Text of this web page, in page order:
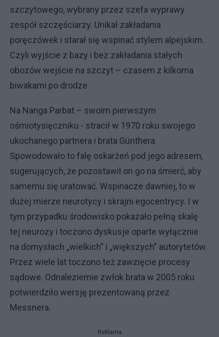
szczytowego, wybrany przez szefa wyprawy
zespół szczęściarzy. Unikał zakładania
poręczówek i starał się wspinać stylem alpejskim.
Czyli wyjście z bazy i bez zakładania stałych
obozów wejście na szczyt – czasem z kilkoma
biwakami po drodze.
Na Nanga Parbat – swoim pierwszym
ośmiotysięczniku - stracił w 1970 roku swojego
ukochanego partnera i brata Günthera.
Spowodowało to falę oskarżeń pod jego adresem,
sugerujących, że pozostawił on go na śmierć, aby
samemu się uratować. Wspinacze dawniej, to w
dużej mierze neurotycy i skrajni egocentrycy. I w
tym przypadku środowisko pokazało pełną skalę
tej neurozy i toczono dyskusje oparte wyłącznie
na domysłach „wielkich” i „większych” autorytetów.
Przez wiele lat toczono też zawzięcie procesy
sądowe. Odnaleziemie zwłok brata w 2005 roku
potwierdziło wersję prezentowaną przez
Messnera.
Reklama